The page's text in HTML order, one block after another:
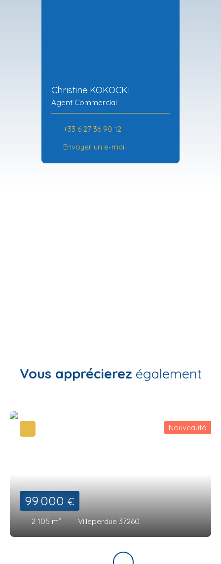
Christine KOKOCKI
Agent Commercial
+33 6 27 36 90 12
Envoyer un e-mail
Vous apprécierez également
99 000 €
2 105 m² Villeperdue 37260
Nouveauté